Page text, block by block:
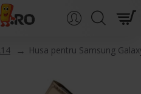
Husa pentru Samsung